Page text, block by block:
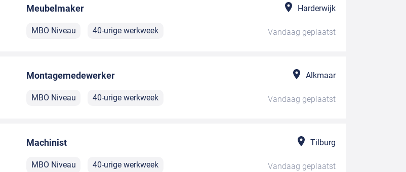
Meubelmaker Harderwijk
MBO Niveau 40-urige werkweek Vandaag geplaatst
Montagemedewerker Alkmaar
MBO Niveau 40-urige werkweek Vandaag geplaatst
Machinist Tilburg
MBO Niveau 40-urige werkweek Vandaag geplaatst